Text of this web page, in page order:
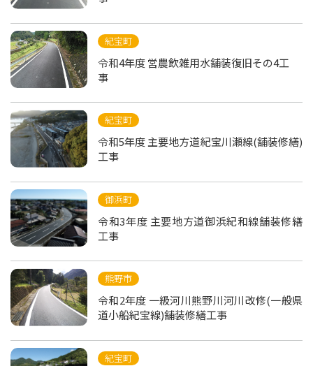
紀宝町
令和4年度 営農飲雑用水舗装復旧その4工
事
紀宝町
令和5年度 主要地方道紀宝川瀬線(舗装修繕)
工事
御浜町
令和3年度 主要地方道御浜紀和線舗装修繕
工事
熊野市
令和2年度 一級河川熊野川河川改修(一般県
道小船紀宝線)舗装修繕工事
紀宝町